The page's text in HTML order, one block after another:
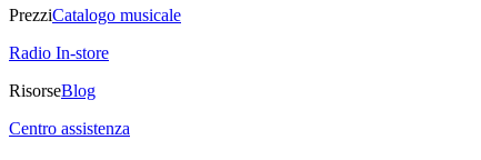
PrezziCatalogo musicale
Radio In-store
RisorseBlog
Centro assistenza